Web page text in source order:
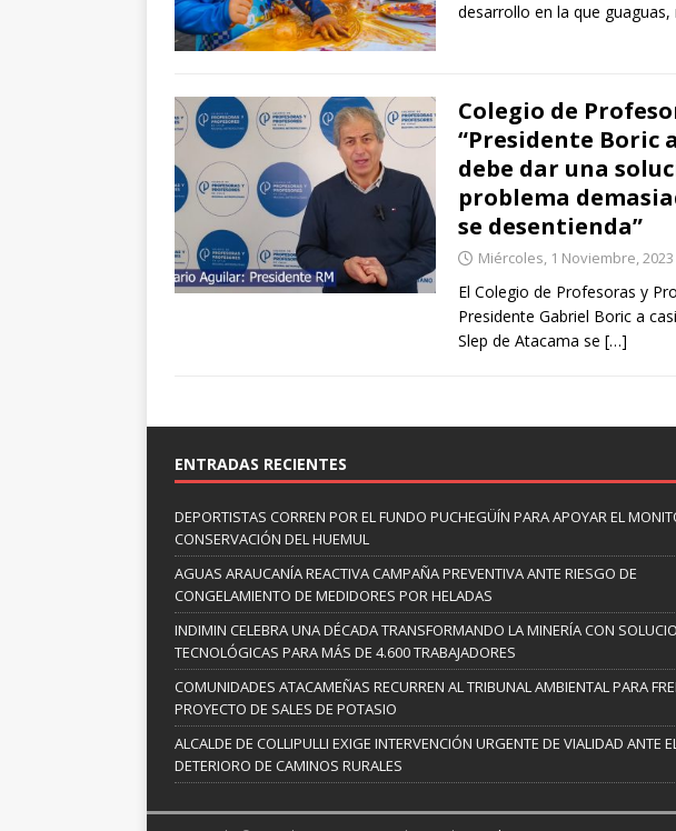
desarrollo en la que
Colegio de
“Presidente Boric
debe dar una
problema
se desentienda”
Miércoles, 1 Noviembre,
El Colegio de Profesoras y
Presidente Gabriel Boric a
Slep de Atacama se […]
ENTRADAS RECIENTES
DEPORTISTAS CORREN POR EL FUNDO PUCHEGÜÍN PARA APOYAR EL
CONSERVACIÓN DEL HUEMUL
AGUAS ARAUCANÍA REACTIVA CAMPAÑA PREVENTIVA ANTE RIESGO DE
CONGELAMIENTO DE MEDIDORES POR HELADAS
INDIMIN CELEBRA UNA DÉCADA TRANSFORMANDO LA MINERÍA CON
TECNOLÓGICAS PARA MÁS DE 4.600 TRABAJADORES
COMUNIDADES ATACAMEÑAS RECURREN AL TRIBUNAL AMBIENTAL PARA
PROYECTO DE SALES DE POTASIO
ALCALDE DE COLLIPULLI EXIGE INTERVENCIÓN URGENTE DE VIALIDAD ANTE
DETERIORO DE CAMINOS RURALES